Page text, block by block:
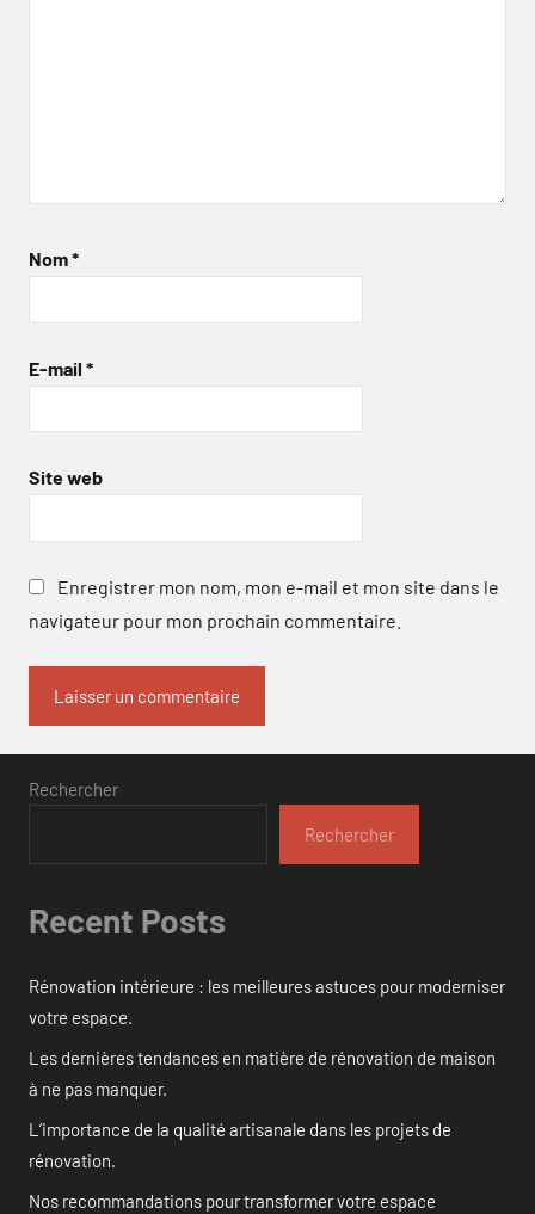
Nom*
E-mail *
Site web
Enregistrer mon nom, mon e-mail et mon site dans le
navigateur pour mon prochain commentaire.
Rechercher
Rechercher
Recent Posts
Rénovation intérieure : les meilleures astuces pour moderniser
votre espace.
Les dernières tendances en matière de rénovation de maison
à ne pas manquer.
L’importance de la qualité artisanale dans les projets de
rénovation.
Nos recommandations pour transformer votre espace